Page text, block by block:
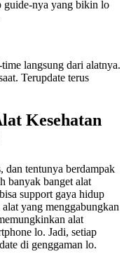
guide-nya yang bikin lo
langsung dari alatnya.
Terupdate terus
Kesehatan
dan tentunya berdampak
banyak banget alat
support gaya hidup
yang menggabungkan
alat
lo. Jadi, setiap
di genggaman lo.